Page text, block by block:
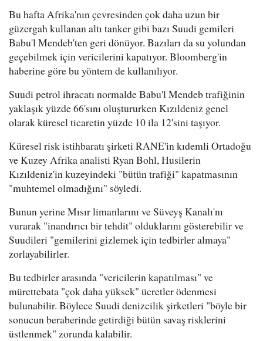
Bu hafta Afrika'nın çevresinden çok daha uzun bir
güzergah kullanan altı tanker gibi bazı Suudi gemileri
Babu'l Mendeb'ten geri dönüyor. Bazıları da su yolundan
geçebilmek için vericilerini kapatıyor. Bloomberg'in
haberine göre bu yöntem de kullanılıyor.
Suudi petrol ihracatı normalde Babu'l Mendeb trafiğinin
yaklaşık yüzde 66'sını oluştururken Kızıldeniz genel
olarak küresel ticaretin yüzde 10 ila 12'sini taşıyor.
Küresel risk istihbaratı şirketi RANE'in kıdemli Ortadoğu
ve Kuzey Afrika analisti Ryan Bohl, Husilerin
Kızıldeniz'in kuzeyindeki "bütün trafiği" kapatmasının
"muhtemel olmadığını" söyledi.
Bunun yerine Mısır limanlarını ve Süveyş Kanalı'nı
vurarak "inandırıcı bir tehdit" olduklarını gösterebilir ve
Suudileri "gemilerini gizlemek için tedbirler almaya"
zorlayabilirler.
Bu tedbirler arasında "vericilerin kapatılması" ve
mürettebata "çok daha yüksek" ücretler ödenmesi
bulunabilir. Böylece Suudi denizcilik şirketleri "böyle bir
sonucun beraberinde getirdiği bütün savaş risklerini
üstlenmek" zorunda kalabilir.